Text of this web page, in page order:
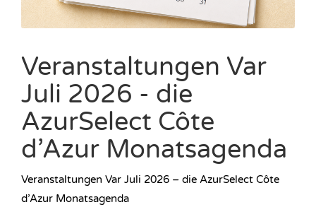
Veranstaltungen Var
Juli 2026 - die
AzurSelect Côte
d’Azur Monatsagenda
Veranstaltungen Var Juli 2026 – die AzurSelect Côte
d’Azur Monatsagenda